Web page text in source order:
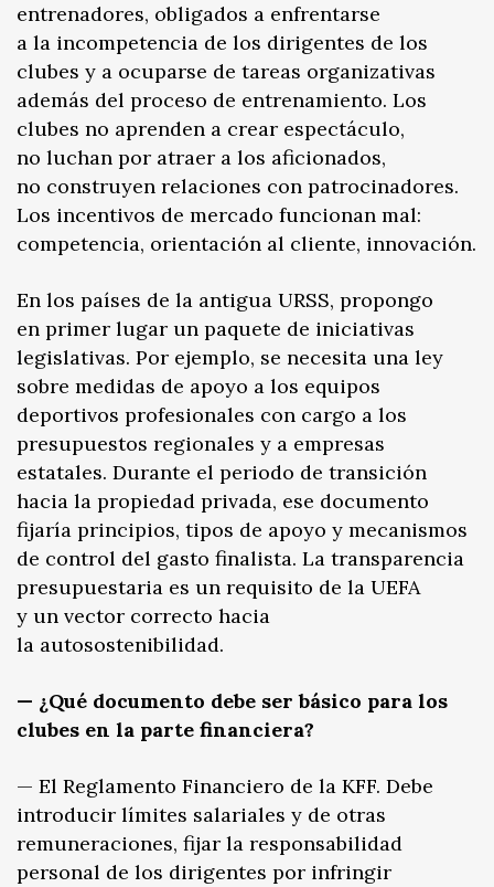
entrenadores, obligados a enfrentarse
a la incompetencia de los dirigentes de los
clubes y a ocuparse de tareas organizativas
además del proceso de entrenamiento. Los
clubes no aprenden a crear espectáculo,
no luchan por atraer a los aficionados,
no construyen relaciones con patrocinadores.
Los incentivos de mercado funcionan mal:
competencia, orientación al cliente, innovación.
En los países de la antigua URSS, propongo
en primer lugar un paquete de iniciativas
legislativas. Por ejemplo, se necesita una ley
sobre medidas de apoyo a los equipos
deportivos profesionales con cargo a los
presupuestos regionales y a empresas
estatales. Durante el periodo de transición
hacia la propiedad privada, ese documento
fijaría principios, tipos de apoyo y mecanismos
de control del gasto finalista. La transparencia
presupuestaria es un requisito de la UEFA
y un vector correcto hacia
la autosostenibilidad.
— ¿Qué documento debe ser básico para los
clubes en la parte financiera?
— El Reglamento Financiero de la KFF. Debe
introducir límites salariales y de otras
remuneraciones, fijar la responsabilidad
personal de los dirigentes por infringir